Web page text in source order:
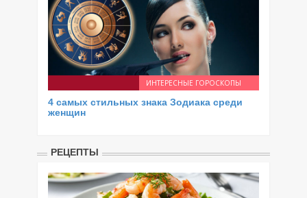
ИНТЕРЕСНЫЕ ГОРОСКОПЫ
4 самых стильных знака Зодиака среди
женщин
РЕЦЕПТЫ